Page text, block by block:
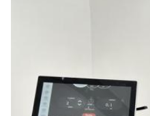
Feature:
एंटी-हेयर रिमूवल, हेयर रिमूवल,